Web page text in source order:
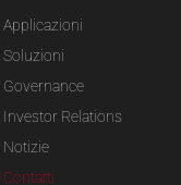
Applicazioni
Soluzioni
Governance
Investor Relations
Notizie
Contatti